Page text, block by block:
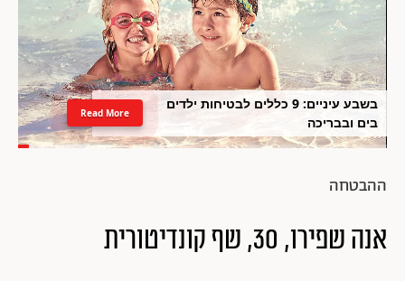
בשבע עיניים: 9 כללים לבטיחות ילדים
בים ובבריכה
Read More
ההבטחה
אנה שפירו, 30, שף קונדיטורית